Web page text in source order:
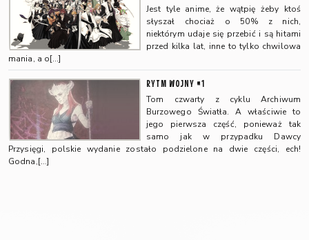
Jest tyle anime, że wątpię żeby ktoś
słyszał chociaż o 50% z nich,
niektórym udaje się przebić i są hitami
przed kilka lat, inne to tylko chwilowa
mania, a o[…]
RYTM WOJNY #1
Tom czwarty z cyklu Archiwum
Burzowego Światła. A właściwie to
jego pierwsza część, ponieważ tak
samo jak w przypadku Dawcy
Przysięgi, polskie wydanie zostało podzielone na dwie części, ech!
Godna,[…]